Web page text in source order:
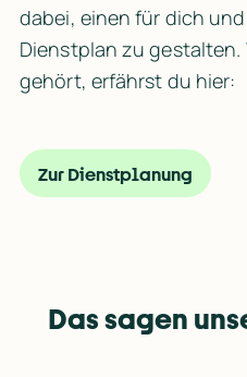
dabei, einen für dich
Dienstplan zu gestalten.
gehört, erfährst du hier:
Zur Dienstplanung
Das sagen